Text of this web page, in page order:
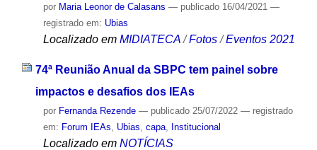
por Maria Leonor de Calasans — publicado16/04/2021 —
registrado em: Ubias
Localizado em MIDIATECA /Fotos /Eventos 2021
74ª Reunião Anual da SBPC tem painel sobre
impactos e desafios dos IEAs
por Fernanda Rezende — publicado25/07/2022 — registrado
em: Forum IEAs Ubias capa, Institucional
Localizado em NOTÍCIAS